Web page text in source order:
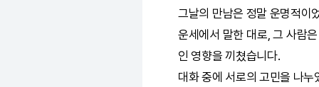
그날의 만남은 정말 운명적이
운세에서 말한 대로, 그 사람
인 영향을 끼쳤습니다.
대화 중에 서로의 고민을 나